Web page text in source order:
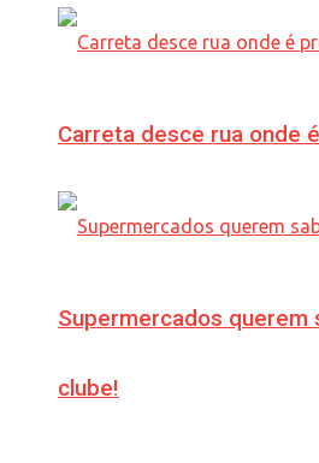
Carreta desce rua onde
Supermercados querem
clube!